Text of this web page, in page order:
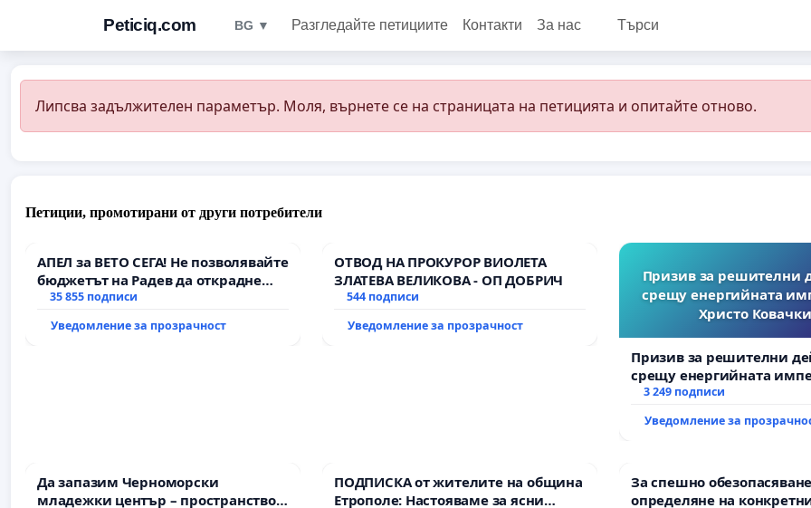
Peticiq.com BG ▼ Разгледайте петициите Контакти За нас Търси
Липсва задължителен параметър. Моля, върнете се на страницата на петицията и опитайте отново.
Петиции, промотирани от други потребители
АПЕЛ за ВЕТО СЕГА! Не позволявайте
бюджетът на Радев да открадне
парите и правата ни в тъмното
35 855 подписи
Уведомление за прозрачност
ОТВОД НА ПРОКУРОР ВИОЛЕТА
ЗЛАТЕВА ВЕЛИКОВА - ОП ДОБРИЧ
544 подписи
Уведомление за прозрачност
Призив за решителни
срещу енергийната
Христо
Призив за решителни
срещу енергийната
Христо Ковачки!
3 249 подписи
Уведомление за
Да запазим Черноморски
младежки център – пространство
ПОДПИСКА от жителите на община
Етрополе: Настояваме за ясни
За спешно
определяне на